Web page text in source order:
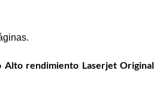
Alto rendimiento Laserjet Original